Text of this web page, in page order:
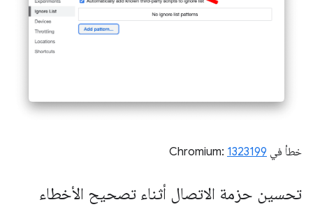
خطأ في Chromium: 1323199
تحسين حزمة الاتصال أثناء تصحيح الأخطاء